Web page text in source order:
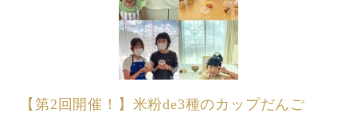
【第2回開催！】米粉de3種のカップだんご